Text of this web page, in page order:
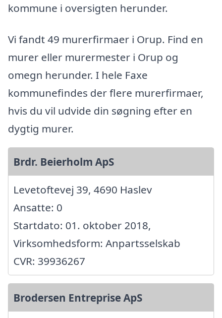
kommune i oversigten herunder.
Vi fandt 49 murerfirmaer i Orup. Find en
murer eller murermester i Orup og
omegn herunder. I hele Faxe
kommunefindes der flere murerfirmaer,
hvis du vil udvide din søgning efter en
dygtig murer.
Brdr. Beierholm ApS
Levetoftevej 39, 4690 Haslev
Ansatte: 0
Startdato: 01. oktober 2018,
Virksomhedsform: Anpartsselskab
CVR: 39936267
Brodersen Entreprise ApS